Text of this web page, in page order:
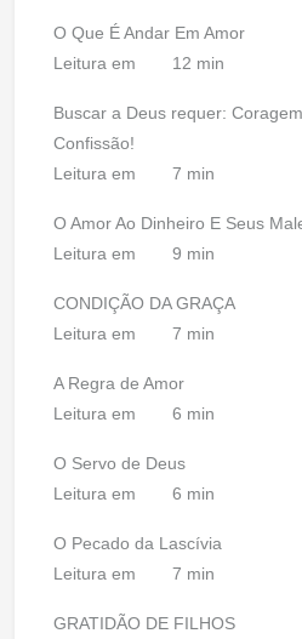
O Que É Andar Em Amor
Leitura em
12 min
Buscar a Deus requer:
Confissão!
Leitura em
7 min
O Amor Ao Dinheiro E Seus
Leitura em
9 min
CONDIÇÃO DA GRAÇA
Leitura em
7 min
A Regra de Amor
Leitura em
6 min
O Servo de Deus
Leitura em
6 min
O Pecado da Lascívia
Leitura em
7 min
GRATIDÃO DE FILHOS